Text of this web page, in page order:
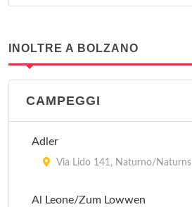
INOLTRE A BOLZANO
CAMPEGGI
Adler
Via Lido 141, Naturno/Naturns
Al Leone/Zum Lowwen